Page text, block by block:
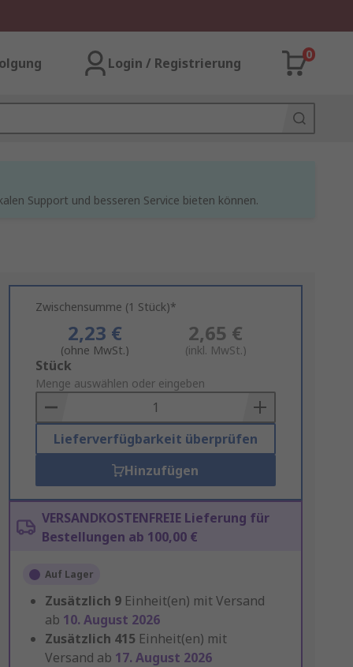
Login / Registrierung
0
Support und besseren Service bieten können.
Zwischensumme (1 Stück)*
2,23 €
(ohne MwSt.)
2,65 €
(inkl. MwSt.)
Add
to
Basket
Stück
Menge auswählen oder eingeben
Lieferverfügbarkeit überprüfen
Hinzufügen
VERSANDKOSTENFREIE Lieferung für
Bestellungen ab 100,00 €
Auf Lager
Zusätzlich 9 Einheit(en) mit Versand
ab 10. August 2026
Zusätzlich 415 Einheit(en) mit
Versand ab 17. August 2026